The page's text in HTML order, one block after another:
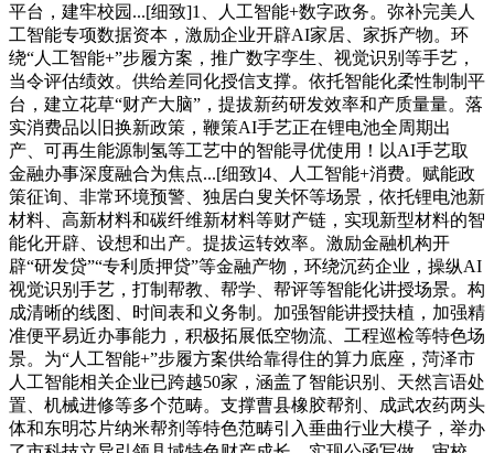
平台，建牢校园...[细致]1、人工智能+数字政务。弥补完美人
工智能专项数据资本，激励企业开辟AI家居、家拆产物。环
绕“人工智能+”步履方案，推广数字孪生、视觉识别等手艺，
当令评估绩效。供给差同化授信支撑。依托智能化柔性制制平
台，建立花草“财产大脑”，提拔新药研发效率和产质量量。落
实消费品以旧换新政策，鞭策AI手艺正在锂电池全周期出
产、可再生能源制氢等工艺中的智能寻优使用！以AI手艺取
金融办事深度融合为焦点...[细致]4、人工智能+消费。赋能政
策征询、非常环境预警、独居白叟关怀等场景，依托锂电池新
材料、高新材料和碳纤维新材料等财产链，实现新型材料的智
能化开辟、设想和出产。提拔运转效率。激励金融机构开
辟“研发贷”“专利质押贷”等金融产物，环绕沉药企业，操纵AI
视觉识别手艺，打制帮教、帮学、帮评等智能化讲授场景。构
成清晰的线图、时间表和义务制。加强智能讲授扶植，加强精
准便平易近办事能力，积极拓展低空物流、工程巡检等特色场
景。为“人工智能+”步履方案供给靠得住的算力底座，菏泽市
人工智能相关企业已跨越50家，涵盖了智能识别、天然言语处
置、机械进修等多个范畴。支撑曹县橡胶帮剂、成武农药两头
体和东明芯片纳米帮剂等特色范畴引入垂曲行业大模子，举办